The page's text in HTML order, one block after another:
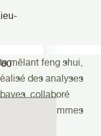
mêlant feng shui,
des analyses
collaboré
les femmes
de 13